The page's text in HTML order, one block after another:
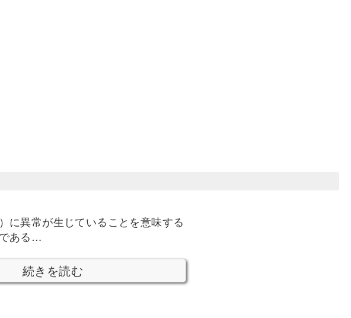
に異常が生じていることを意味する
ある…
続きを読む